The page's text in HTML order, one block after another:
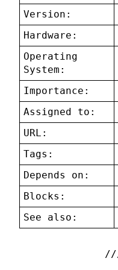
Version:
Hardware:
Operating
System:
Importance:
Assigned to:
URL:
Tags:
Depends on:
Blocks:
See also: